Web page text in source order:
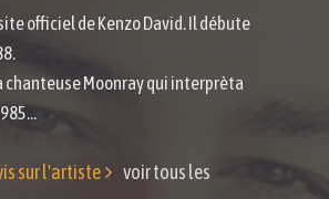
officiel de Kenzo David. Il débute
chanteuse Moonray qui interprèta
sur l'artiste
voir tous les